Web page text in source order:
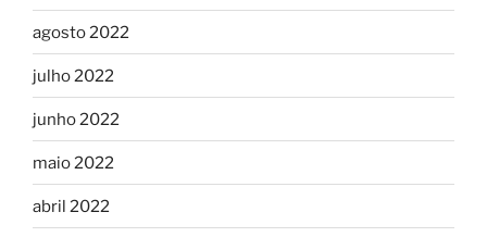
agosto 2022
julho 2022
junho 2022
maio 2022
abril 2022